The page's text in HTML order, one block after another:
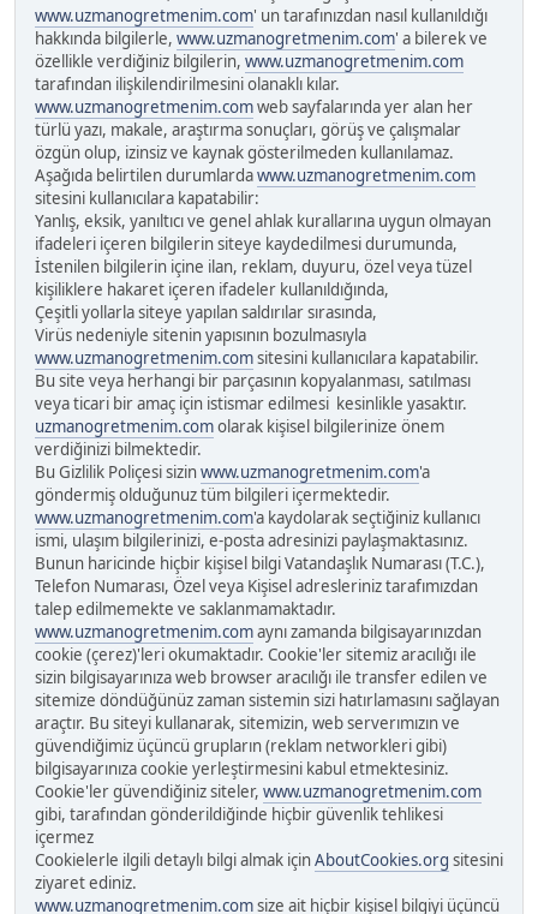
www.uzmanogretmenim.com' un tarafınızdan nasıl kullanıldığı
hakkında bilgilerle, www.uzmanogretmenim.com' a bilerek ve
özellikle verdiğiniz bilgilerin, www.uzmanogretmenim.com
tarafından ilişkilendirilmesini olanaklı kılar.
www.uzmanogretmenim.comweb sayfalarında yer alan her
türlü yazı, makale, araştırma sonuçları, görüş ve çalışmalar
özgün olup, izinsiz ve kaynak gösterilmeden kullanılamaz.
Aşağıda belirtilen durumlardawww.uzmanogretmenim.com
sitesini kullanıcılara kapatabilir:
Yanlış, eksik, yanıltıcı ve genel ahlak kurallarına uygun olmayan
ifadeleri içeren bilgilerin siteye kaydedilmesi durumunda,
İstenilen bilgilerin içine ilan, reklam, duyuru, özel veya tüzel
kişiliklere hakaret içeren ifadeler kullanıldığında,
Çeşitli yollarla siteye yapılan saldırılar sırasında,
Virüs nedeniyle sitenin yapısının bozulmasıyla
www.uzmanogretmenim.comsitesini kullanıcılara kapatabilir.
Bu site veya herhangi bir parçasının kopyalanması, satılması
veya ticari bir amaç için istismar edilmesi kesinlikle yasaktır.
uzmanogretmenim.comolarak kişisel bilgilerinize önem
verdiğinizi bilmektedir.
Bu Gizlilik Poliçesi sizinwww.uzmanogretmenim.com'a
göndermiş olduğunuz tüm bilgileri içermektedir.
www.uzmanogretmenim.com'a kaydolarak seçtiğiniz kullanıcı
ismi, ulaşım bilgilerinizi, e-posta adresinizi paylaşmaktasınız.
Bunun haricinde hiçbir kişisel bilgi Vatandaşlık Numarası (T.C.),
Telefon Numarası, Özel veya Kişisel adresleriniz tarafımızdan
talep edilmemekte ve saklanmamaktadır.
www.uzmanogretmenim.comaynı zamanda bilgisayarınızdan
cookie (çerez)'leri okumaktadır. Cookie'ler sitemiz aracılığı ile
sizin bilgisayarınıza web browser aracılığı ile transfer edilen ve
sitemize döndüğünüz zaman sistemin sizi hatırlamasını sağlayan
araçtır. Bu siteyi kullanarak, sitemizin, web serverımızın ve
güvendiğimiz üçüncü grupların (reklam networkleri gibi)
bilgisayarınıza cookie yerleştirmesini kabul etmektesiniz.
Cookie'ler güvendiğiniz siteler, www.uzmanogretmenim.com
gibi, tarafından gönderildiğinde hiçbir güvenlik tehlikesi
içermez
Cookielerle ilgili detaylı bilgi almak içinAboutCookies.org sitesini
ziyaret ediniz.
www.uzmanogretmenim.comsize ait hiçbir kişisel bilgiyi üçüncü